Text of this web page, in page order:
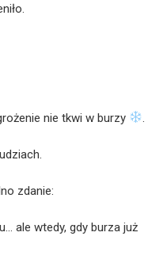
nie tkwi w burzy .
zdanie:
ale wtedy, gdy burza już